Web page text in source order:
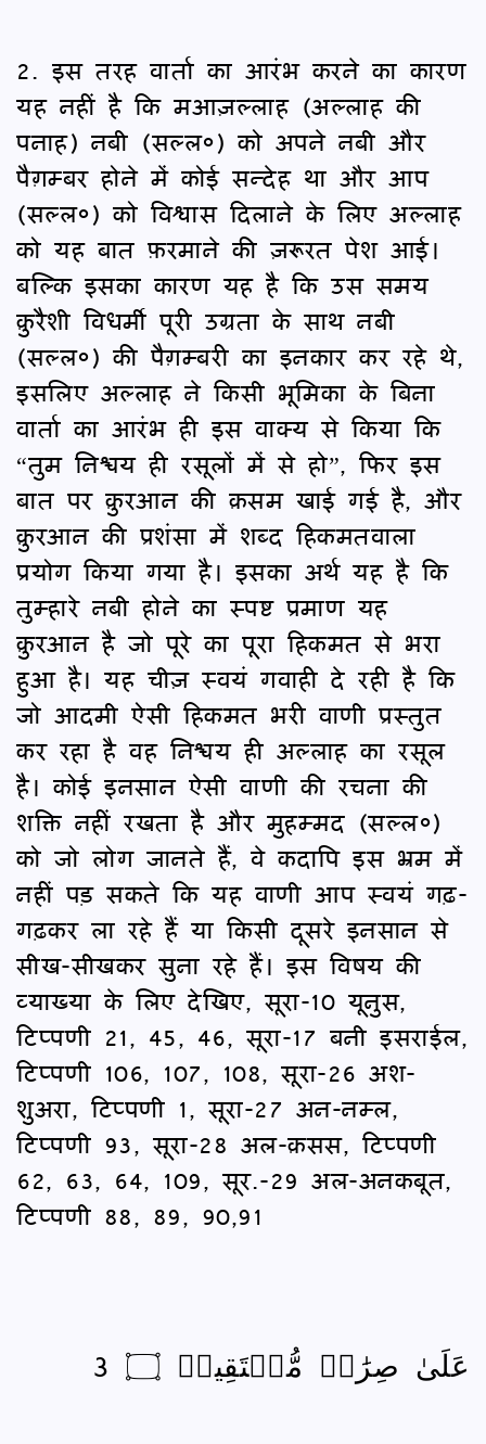
2. इस तरह वार्ता का आरंभ करने का कारण
यह नहीं है कि मआज़ल्लाह (अल्लाह की
पनाह) नबी (सल्ल०) को अपने नबी और
पैग़म्बर होने में कोई सन्देह था और आप
(सल्ल०) को विश्वास दिलाने के लिए अल्लाह
को यह बात फ़रमाने की ज़रूरत पेश आई।
बल्कि इसका कारण यह है कि उस समय
क़ुरैशी विधर्मी पूरी उग्रता के साथ नबी
(सल्ल०) की पैग़म्बरी का इनकार कर रहे थे,
इसलिए अल्लाह ने किसी भूमिका के बिना
वार्ता का आरंभ ही इस वाक्य से किया कि
“तुम निश्चय ही रसूलों में से हो”, फिर इस
बात पर क़ुरआन की क़सम खाई गई है, और
क़ुरआन की प्रशंसा में शब्द हिकमतवाला
प्रयोग किया गया है। इसका अर्थ यह है कि
तुम्हारे नबी होने का स्पष्ट प्रमाण यह
क़ुरआन है जो पूरे का पूरा हिकमत से भरा
हुआ है। यह चीज़ स्वयं गवाही दे रही है कि
जो आदमी ऐसी हिकमत भरी वाणी प्रस्तुत
कर रहा है वह निश्चय ही अल्लाह का रसूल
है। कोई इनसान ऐसी वाणी की रचना की
शक्ति नहीं रखता है और मुहम्मद (सल्ल०)
को जो लोग जानते हैं, वे कदापि इस भ्रम में
नहीं पड़ सकते कि यह वाणी आप स्वयं गढ़-
गढ़कर ला रहे हैं या किसी दूसरे इनसान से
सीख-सीखकर सुना रहे हैं। इस विषय की
व्याख्या के लिए देखिए, सूरा-10 यूनुस,
टिप्पणी 21, 45, 46, सूरा-17 बनी इसराईल,
टिप्पणी 106, 107, 108, सूरा-26 अश-
शुअरा, टिप्पणी 1, सूरा-27 अन-नम्ल,
टिप्पणी 93, सूरा-28 अल-क़सस, टिप्पणी
62, 63, 64, 109, सूर.-29 अल-अनकबूत,
टिप्पणी 88, 89, 90,91
عَلَىٰ صِرَٰطٖ مُّسۡتَقِيمٖ ۝ 3